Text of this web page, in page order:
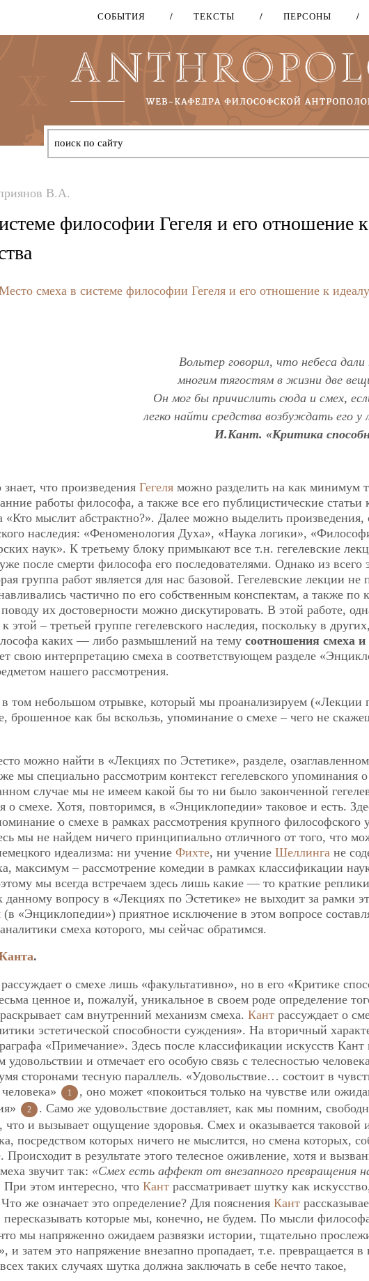
Перейти
основному
содержанию
СОБЫТИЯ ТЕКСТЫ ПЕРСОНЫ
В.А.
философии Гегеля и его отношение
смеха в системе философии Гегеля и его отношение к
Вольтер говорил, что небеса
многим тягостям в жизни две
Он мог бы причислить сюда и смех,
легко найти средства возбуждать его
И.Кант. «Критика
что произведения Гегеля можно разделить на как минимум
работы философа, а также все его публицистические статьи
«Кто мыслит абстрактно?». Далее можно выделить
наследия: «Феноменология Духа», «Наука логики»,
наук». К третьему блоку примыкают все т.н. гегелевские
после смерти философа его последователями. Однако из всего
группа работ является для нас базовой. Гегелевские лекции не
частично по его собственным конспектам, а также по
их достоверности можно дискутировать. В этой работе,
этой – третьей группе гегелевского наследия, поскольку в
каких — либо размышлений на тему соотношения смеха и
свою интерпретацию смеха в соответствующем разделе
нашего рассмотрения.
том небольшом отрывке, который мы проанализируем («Лекции
брошенное как бы вскользь, упоминание о смехе – чего не
можно найти в «Лекциях по Эстетике», разделе,
мы специально рассмотрим контекст гегелевского упоминания
случае мы не имеем какой бы то ни было законченной
о смехе. Хотя, повторимся, в «Энциклопедии» таковое и есть.
о смехе в рамках рассмотрения крупного философского
мы не найдем ничего принципиально отличного от того, что
идеализма: ни учение Фихте, ни учение Шеллинга не
максимум – рассмотрение комедии в рамках классификации
мы всегда встречаем здесь лишь какие — то краткие
данному вопросу в «Лекциях по Эстетике» не выходит за рамки
(в «Энциклопедии») приятное исключение в этом вопросе
смеха которого, мы сейчас обратимся.
.
о смехе лишь «факультативно», но в его «Критике
ценное и, пожалуй, уникальное в своем роде определение
сам внутренний механизм смеха. Кант рассуждает о
эстетической способности суждения». На вторичный
«Примечание». Здесь после классификации искусств Кант
удовольствии и отмечает его особую связь с телесностью
сторонами тесную параллель. «Удовольствие… состоит в
1
, оно может «покоиться только на чувстве или
2
. Само же удовольствие доставляет, как мы помним,
и вызывает ощущение здоровья. Смех и оказывается таковой
посредством которых ничего не мыслится, но смена которых,
Происходит в результате этого телесное оживление, хотя и
звучит так: «Смех есть аффект от внезапного превращения
При этом интересно, что Кант рассматривает шутку как
же означает это определение? Для пояснения Кант
пересказывать которые мы, конечно, не будем. По мысли
мы напряженно ожидаем развязки истории, тщательно
и затем это напряжение внезапно пропадает, т.е. превращается
таких случаях шутка должна заключать в себе нечто такое,